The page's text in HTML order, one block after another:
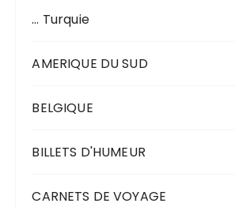
… Turquie
AMERIQUE DU SUD
BELGIQUE
BILLETS D'HUMEUR
CARNETS DE VOYAGE